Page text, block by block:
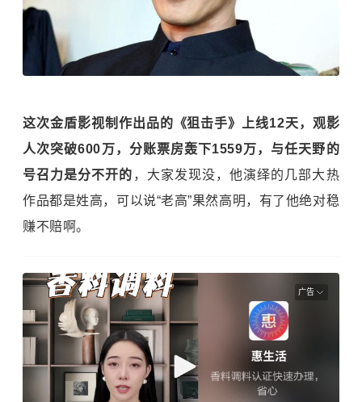
这次金盾影视制作出品的《狙击手》上线12天，观影
人次突破600万，分账票房轰下1559万，与任天野的
号召力是分不开的 ，大家发现没，他演绎的几部大热
作品都是姓高，可以说“老高”果然高明，有了他绝对稳
赚不赔啊。
广告